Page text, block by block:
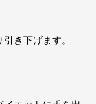
き下げます。